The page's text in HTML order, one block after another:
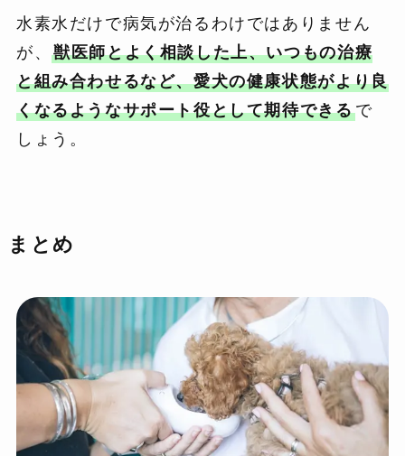
水素水だけで病気が治るわけではありません
が、獣医師とよく相談した上、いつもの治療
と組み合わせるなど、愛犬の健康状態がより良
くなるようなサポート役として期待できるで
しょう。
まとめ